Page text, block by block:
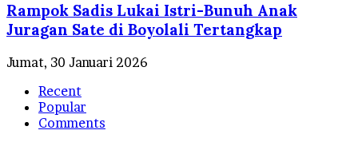
Rampok Sadis Lukai Istri-Bunuh Anak
Juragan Sate di Boyolali Tertangkap
Jumat, 30 Januari 2026
Recent
Popular
Comments